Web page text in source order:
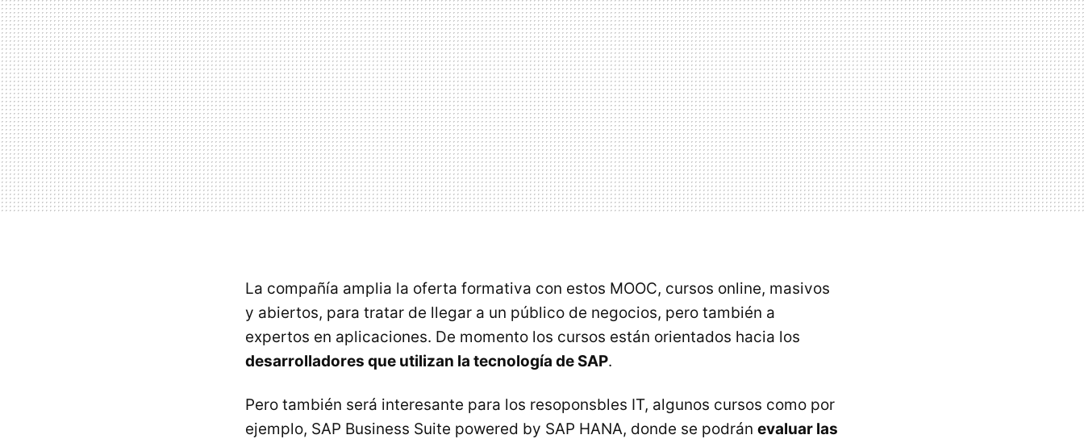
La compañía amplia la oferta formativa con estos MOOC, cursos online, masivos
y abiertos, para tratar de llegar a un público de negocios, pero también a
expertos en aplicaciones. De momento los cursos están orientados hacia los
desarrolladores que utilizan la tecnología de SAP.
Pero también será interesante para los resoponsbles IT, algunos cursos como por
ejemplo, SAP Business Suite powered by SAP HANA, donde se podrán evaluar las